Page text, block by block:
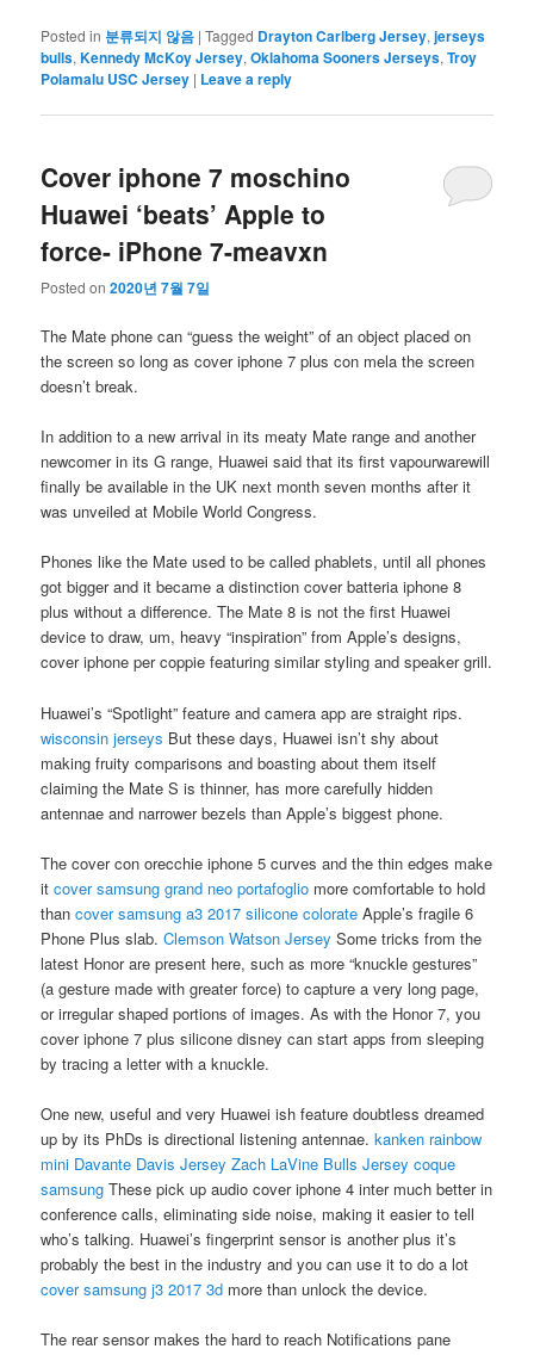
Posted in 분류되지 않음 |Tagged Drayton Carlberg Jersey,jerseys
bulls,Kennedy McKoy Jersey,Oklahoma Sooners Jerseys,Troy
Polamalu USC Jersey | Leave a reply
Cover iphone 7 moschino
Huawei ‘beats’ Apple to
force- iPhone 7-meavxn
Posted on2020년 7월 7일
The Mate phone can “guess the weight” of an object placed on
the screen so long as cover iphone 7 plus con mela the screen
doesn’t break.
In addition to a new arrival in its meaty Mate range and another
newcomer in its G range, Huawei said that its first vapourwarewill
finally be available in the UK next month seven months after it
was unveiled at Mobile World Congress.
Phones like the Mate used to be called phablets, until all phones
got bigger and it became a distinction cover batteria iphone 8
plus without a difference. The Mate 8 is not the first Huawei
device to draw, um, heavy “inspiration” from Apple’s designs,
cover iphone per coppie featuring similar styling and speaker grill.
Huawei’s “Spotlight” feature and camera app are straight rips.
wisconsin jerseys But these days, Huawei isn’t shy about
making fruity comparisons and boasting about them itself
claiming the Mate S is thinner, has more carefully hidden
antennae and narrower bezels than Apple’s biggest phone.
The cover con orecchie iphone 5 curves and the thin edges make
itcover samsung grand neo portafoglio more comfortable to hold
thancover samsung a3 2017 silicone colorate Apple’s fragile 6
Phone Plus slab.Clemson Watson Jersey Some tricks from the
latest Honor are present here, such as more “knuckle gestures”
(a gesture made with greater force) to capture a very long page,
or irregular shaped portions of images. As with the Honor 7, you
cover iphone 7 plus silicone disney can start apps from sleeping
by tracing a letter with a knuckle.
One new, useful and very Huawei ish feature doubtless dreamed
up by its PhDs is directional listening antennae.kanken rainbow
mini Davante Davis Jersey Zach LaVine Bulls Jersey coque
samsung These pick up audio cover iphone 4 inter much better in
conference calls, eliminating side noise, making it easier to tell
who’s talking. Huawei’s fingerprint sensor is another plus it’s
probably the best in the industry and you can use it to do a lot
cover samsung j3 2017 3d more than unlock the device.
The rear sensor makes the hard to reach Notifications pane